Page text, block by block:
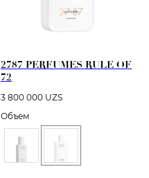
2787 PERFUMES RULE OF
72
3 800 000 UZS
Объем